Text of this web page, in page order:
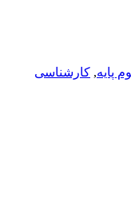
پایه, کارشناسی